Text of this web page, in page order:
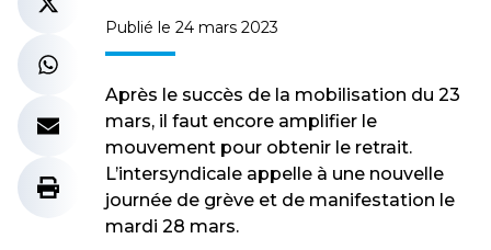
Publié le 24 mars 2023
Après le succès de la mobilisation du 23
mars, il faut encore amplifier le
mouvement pour obtenir le retrait.
L’intersyndicale appelle à une nouvelle
journée de grève et de manifestation le
mardi 28 mars.